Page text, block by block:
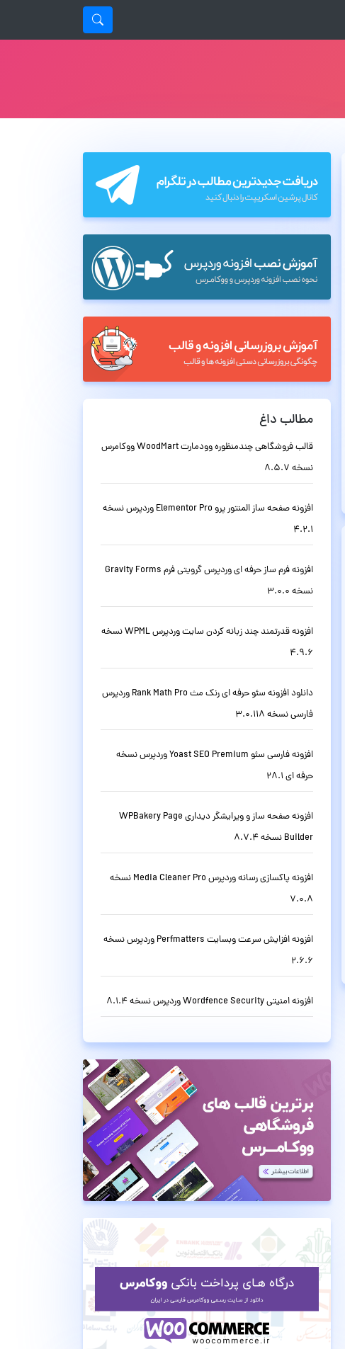
مطالب داغ
قالب فروشگاهی چندمنظوره وودمارت WoodMart ووکامرس
نسخه 8.5.7
افزونه صفحه ساز المنتور پرو Elementor Pro وردپرس نسخه
4.2.1
افزونه فرم ساز حرفه ای وردپرس گرویتی فرم Gravity Forms
نسخه 3.0.0
افزونه قدرتمند چند زبانه کردن سایت وردپرس WPML نسخه
4.9.6
دانلود افزونه سئو حرفه ای رنک مث Rank Math Pro وردپرس
فارسی نسخه 3.0.118
افزونه فارسی سئو Yoast SEO Premium وردپرس نسخه
حرفه ای 28.1
افزونه صفحه ساز و ویرایشگر دیداری WPBakery Page
Builder نسخه 8.7.4
افزونه پاکسازی رسانه وردپرس Media Cleaner Pro نسخه
7.0.8
افزونه افزایش سرعت وبسایت Perfmatters وردپرس نسخه
2.6.6
افزونه امنیتی Wordfence Security وردپرس نسخه 8.1.4